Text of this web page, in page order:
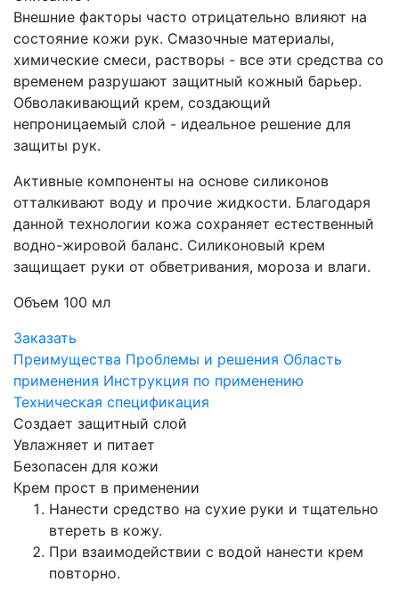
Внешние факторы часто отрицательно влияют на
состояние кожи рук. Смазочные материалы,
химические смеси, растворы - все эти средства со
временем разрушают защитный кожный барьер.
Обволакивающий крем, создающий
непроницаемый слой - идеальное решение для
защиты рук.
Активные компоненты на основе силиконов
отталкивают воду и прочие жидкости. Благодаря
данной технологии кожа сохраняет естественный
водно-жировой баланс. Силиконовый крем
защищает руки от обветривания, мороза и влаги.
Объем 100 мл
Заказать
Преимущества Проблемы и решения Область
применения Инструкция по применению
Техническая спецификация
Создает защитный слой
Увлажняет и питает
Безопасен для кожи
Крем прост в применении
Нанести средство на сухие руки и тщательно
втереть в кожу.
При взаимодействии с водой нанести крем
повторно.